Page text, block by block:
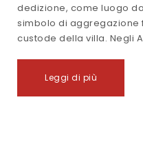
dedizione, come luogo
simbolo di aggregazione
custode della villa. Negli
Leggi di più